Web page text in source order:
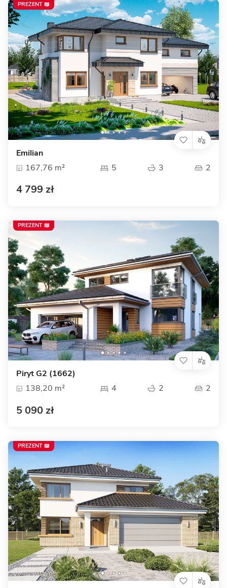
Emilian
167,76 m²
5 3 2
4 799 zł
PREZENT 📖
Piryt G2 (1662)
138,20 m²
4 2 2
5 090 zł
PREZENT 📖
PREZENT 📖